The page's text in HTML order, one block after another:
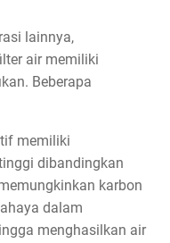
lainnya,
air memiliki
Beberapa
memiliki
dibandingkan
karbon
dalam
menghasilkan air